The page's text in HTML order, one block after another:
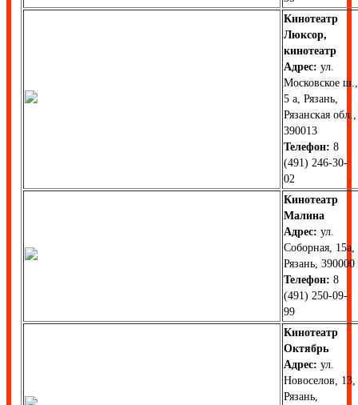
Кинотеатр
Люксор,
кинотеатр
Адрес: ул.
Московское ш.,
5 а, Рязань,
Рязанская обл.,
390013
Телефон: 8
(491) 246-30-
02
Кинотеатр
Малина
Адрес: ул.
Соборная, 15а,
Рязань, 390000
Телефон: 8
(491) 250-09-
99
Кинотеатр
Октябрь
Адрес: ул.
Новоселов, 13,
Рязань,